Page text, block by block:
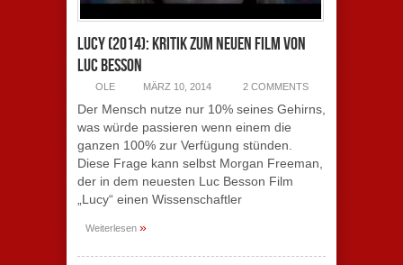
Lucy (2014): Kritik zum neuen Film von
Luc Besson
OLE MÄRZ 10, 2014 2 COMMENTS
Der Mensch nutze nur 10% seines Gehirns,
was würde passieren wenn einem die
ganzen 100% zur Verfügung stünden.
Diese Frage kann selbst Morgan Freeman,
der in dem neuesten Luc Besson Film
„Lucy“ einen Wissenschaftler
Weiterlesen »